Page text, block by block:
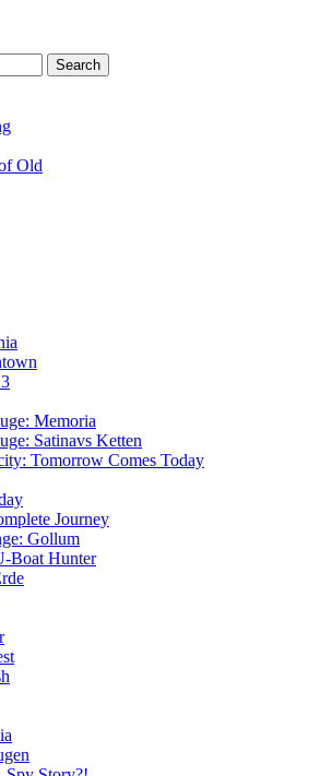
Old
Memoria
Satinavs Ketten
Tomorrow Comes Today
Journey
Gollum
Boat Hunter